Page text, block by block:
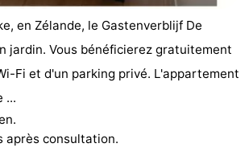
en Zélande, le Gastenverblijf De
jardin. Vous bénéficierez gratuitement
Fi et d'un parking privé. L'appartement
...
après consultation.